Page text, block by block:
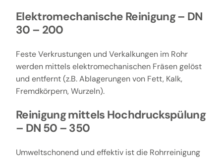
Elektromechanische Reinigung – DN
30 – 200
Feste Verkrustungen und Verkalkungen im Rohr
werden mittels elektromechanischen Fräsen gelöst
und entfernt (z.B. Ablagerungen von Fett, Kalk,
Fremdkörpern, Wurzeln).
Reinigung mittels Hochdruckspülung
– DN 50 – 350
Umweltschonend und effektiv ist die Rohrreinigung